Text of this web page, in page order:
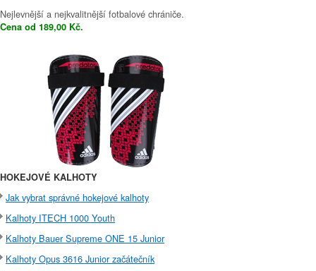
Nejlevnější a nejkvalitnější fotbalové chrániče.
Cena od 189,00 Kč.
HOKEJOVÉ KALHOTY
Jak vybrat správné hokejové kalhoty
Kalhoty ITECH 1000 Youth
Kalhoty Bauer Supreme ONE 15 Junior
Kalhoty Opus 3616 Junior začátečník